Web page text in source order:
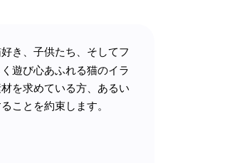
き、子供たち、そしてフ
遊び心あふれる猫のイラ
を求めている方、あるい
ことを約束します。